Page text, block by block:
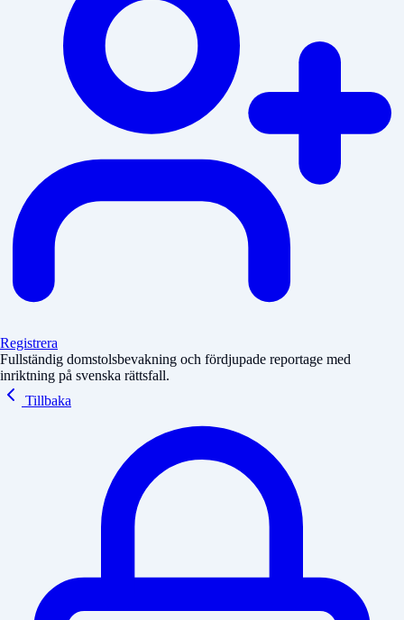
Registrera
Fullständig domstolsbevakning och fördjupade reportage med
inriktning på svenska rättsfall.
Tillbaka